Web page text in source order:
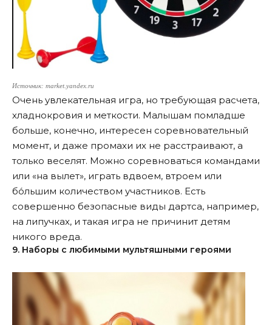
Источник: market.yandex.ru
Очень увлекательная игра, но требующая расчета,
хладнокровия и меткости. Малышам помладше
больше, конечно, интересен соревновательный
момент, и даже промахи их не расстраивают, а
только веселят. Можно соревноваться командами
или «на вылет», играть вдвоем, втроем или
бо́льшим количеством участников. Есть
совершенно безопасные виды дартса, например,
на липучках, и такая игра не причинит детям
никого вреда.
9. Наборы с любимыми мультяшными героями